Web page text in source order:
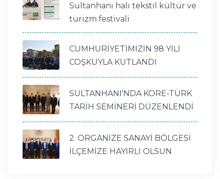
Sultanhanı halı tekstil kültür ve
turizm festivali
CUMHURİYETİMİZİN 98 YILI
COŞKUYLA KUTLANDI
SULTANHANI'NDA KORE-TÜRK
TARİH SEMİNERİ DÜZENLENDİ
2. ORGANİZE SANAYİ BÖLGESİ
İLÇEMİZE HAYIRLI OLSUN